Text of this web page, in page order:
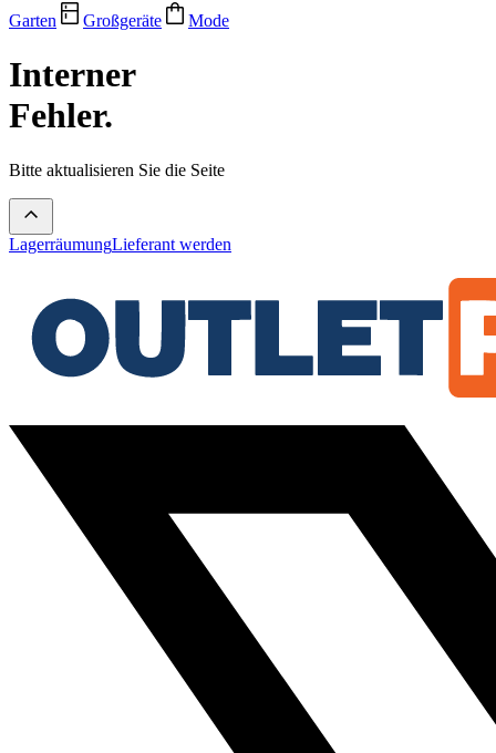
Garten
Großgeräte Mode
Interner
Fehler.
Bitte aktualisieren Sie die Seite
LagerräumungLieferant werden